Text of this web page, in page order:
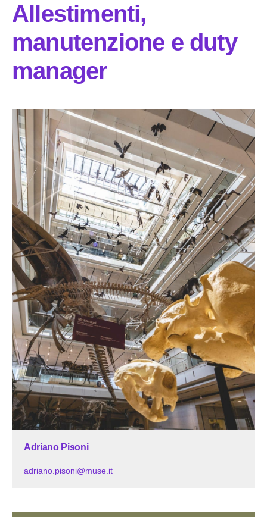
Allestimenti,
manutenzione e duty
manager
Adriano Pisoni
adriano.pisoni@muse.it